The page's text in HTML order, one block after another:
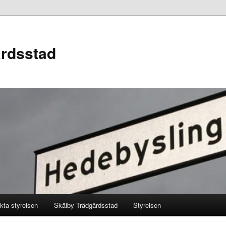
styrelsen Skälby Trädgårdsstad Styrelsen